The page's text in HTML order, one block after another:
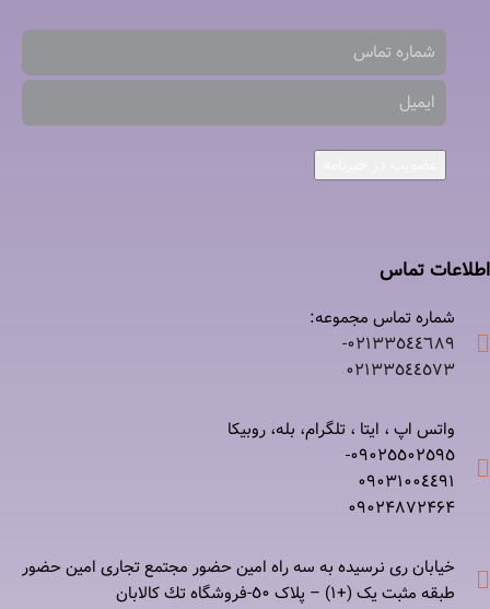
اطلاعات تماس
شماره تماس مجموعه:
۰۲۱٣٣٥٤٤٦٨٩-
۰٢١٣٣٥٤٤٥٧٣
واتس اپ ، ایتا ، تلگرام، بله، روبیکا
۰٩٠٢٥٥٠٢٥٩٥-
۰٩٠٣١٠٠٤٤٩١
۰٩٠٢۴۸۷٢۴۶۴
خیابان ری نرسيده به سه راه امين حضور مجتمع تجاری امين حضور
طبقه مثبت یک (+۱) – پلاک ٥٠-فروشگاه تك كالابان